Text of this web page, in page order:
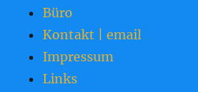
Büro
Kontakt | email
Impressum
Links